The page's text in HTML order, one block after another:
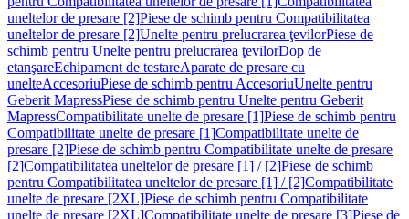
uneltelor de presare [2]Piese de schimb pentru Compatibilitatea
uneltelor de presare [2]Unelte pentru prelucrarea ţevilorPiese de
schimb pentru Unelte pentru prelucrarea ţevilorDop de
etanşareEchipament de testareAparate de presare cu
unelteAccesoriuPiese de schimb pentru AccesoriuUnelte pentru
Geberit MapressPiese de schimb pentru Unelte pentru Geberit
MapressCompatibilitate unelte de presare [1]Piese de schimb pentru
Compatibilitate unelte de presare [1]Compatibilitate unelte de
presare [2]Piese de schimb pentru Compatibilitate unelte de presare
[2]Compatibilitatea uneltelor de presare [1] / [2]Piese de schimb
pentru Compatibilitatea uneltelor de presare [1] / [2]Compatibilitate
unelte de presare [2XL]Piese de schimb pentru Compatibilitate
unelte de presare [2XL]Compatibilitate unelte de presare [3]Piese de